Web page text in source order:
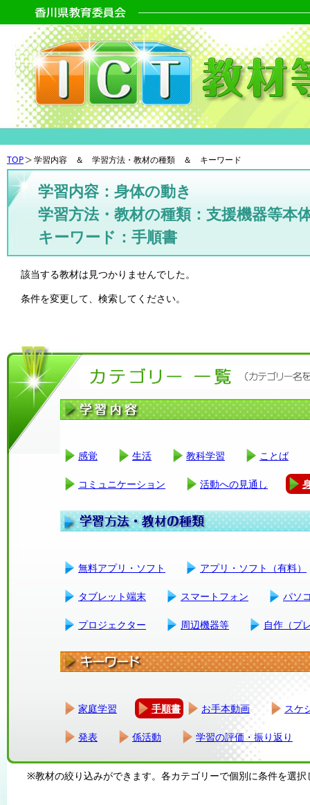
TOP 学習内容 ＆ 学習方法・教材の種類 ＆ キーワード
学習内容：身体の動き
学習方法・教材の種類：支援機器等本
キーワード：手順書
該当する教材は見つかりませんでした。
条件を変更して、検索してください。
感覚 生活 教科学習 ことば
コミュニケーション 活動への見通し
無料アプリ・ソフト アプリ・ソフト（有料）
タブレット端末 スマートフォン パソ
プロジェクター 周辺機器等 自作（プ
家庭学習 手順書 お手本動画 スケ
発表 係活動 学習の評価・振り返り
※教材の絞り込みができます。各カテゴリーで個別に条件を選択